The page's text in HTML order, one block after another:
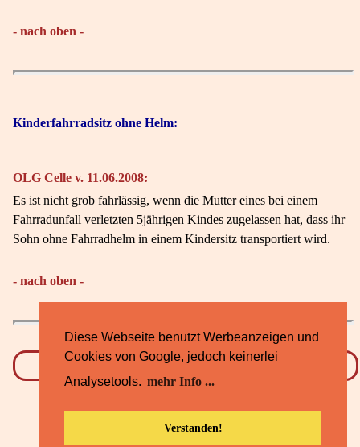
Diese Webseite benutzt Werbeanzeigen und
Cookies von Google, jedoch keinerlei
Analysetools. mehr Info ...
Verstanden!
- nach oben -
Kinderfahrradsitz ohne Helm:
OLG Celle v. 11.06.2008:
Es ist nicht grob fahrlässig, wenn die Mutter eines bei einem
Fahrradunfall verletzten 5jährigen Kindes zugelassen hat, dass ihr
Sohn ohne Fahrradhelm in einem Kindersitz transportiert wird.
- nach oben -
Datenschutz Impressum